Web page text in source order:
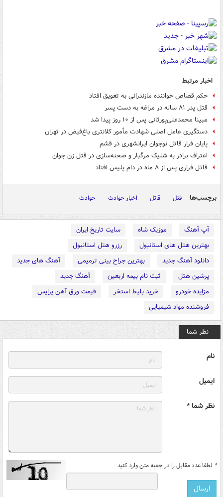
اخبار مرتبط
حکم قصاص خواننده مازندرانی به تعویق افتاد
قتل پدر ۸۱ ساله در مراغه به دست پسر
مبینا محمدعلی‌پورثانی پس از ۱۰ روز پیدا شد
دستگیری عامل اصلی شهادت مأمور کلانتری باغ‌فیض در تهران
پایان فرار قاتل نوجوان ایرانشهری در قشم
اعتراف برادر به شلیک مرگبار و صحنه‌سازی در قتل زن جوان
قاتل فراری پس از ۸ ماه در دام پلیس افتاد
برچسب‌ها قتل قاتل اخبار حوادث حوادث
آپ آهنگ موزیک شاه
سایت تاریخ ایران
بهترین هتل های استانبول
رزرو هتل استانبول
دانلود آهنگ جدید
بهترین جراح بینی ترمیمی
آهنگ های جدید
پرشین هتل
ثبت نام بیمه اربعین
آهنگ جدید
مزایده خودرو
خرید بلیط استخر
قیمت ورق آهن پرایس
فروشنده مواد شیمیایی
نظر شما
نام
ایمیل
نظر شما *
* لطفا عدد مقابل را در جعبه متن وارد کنید